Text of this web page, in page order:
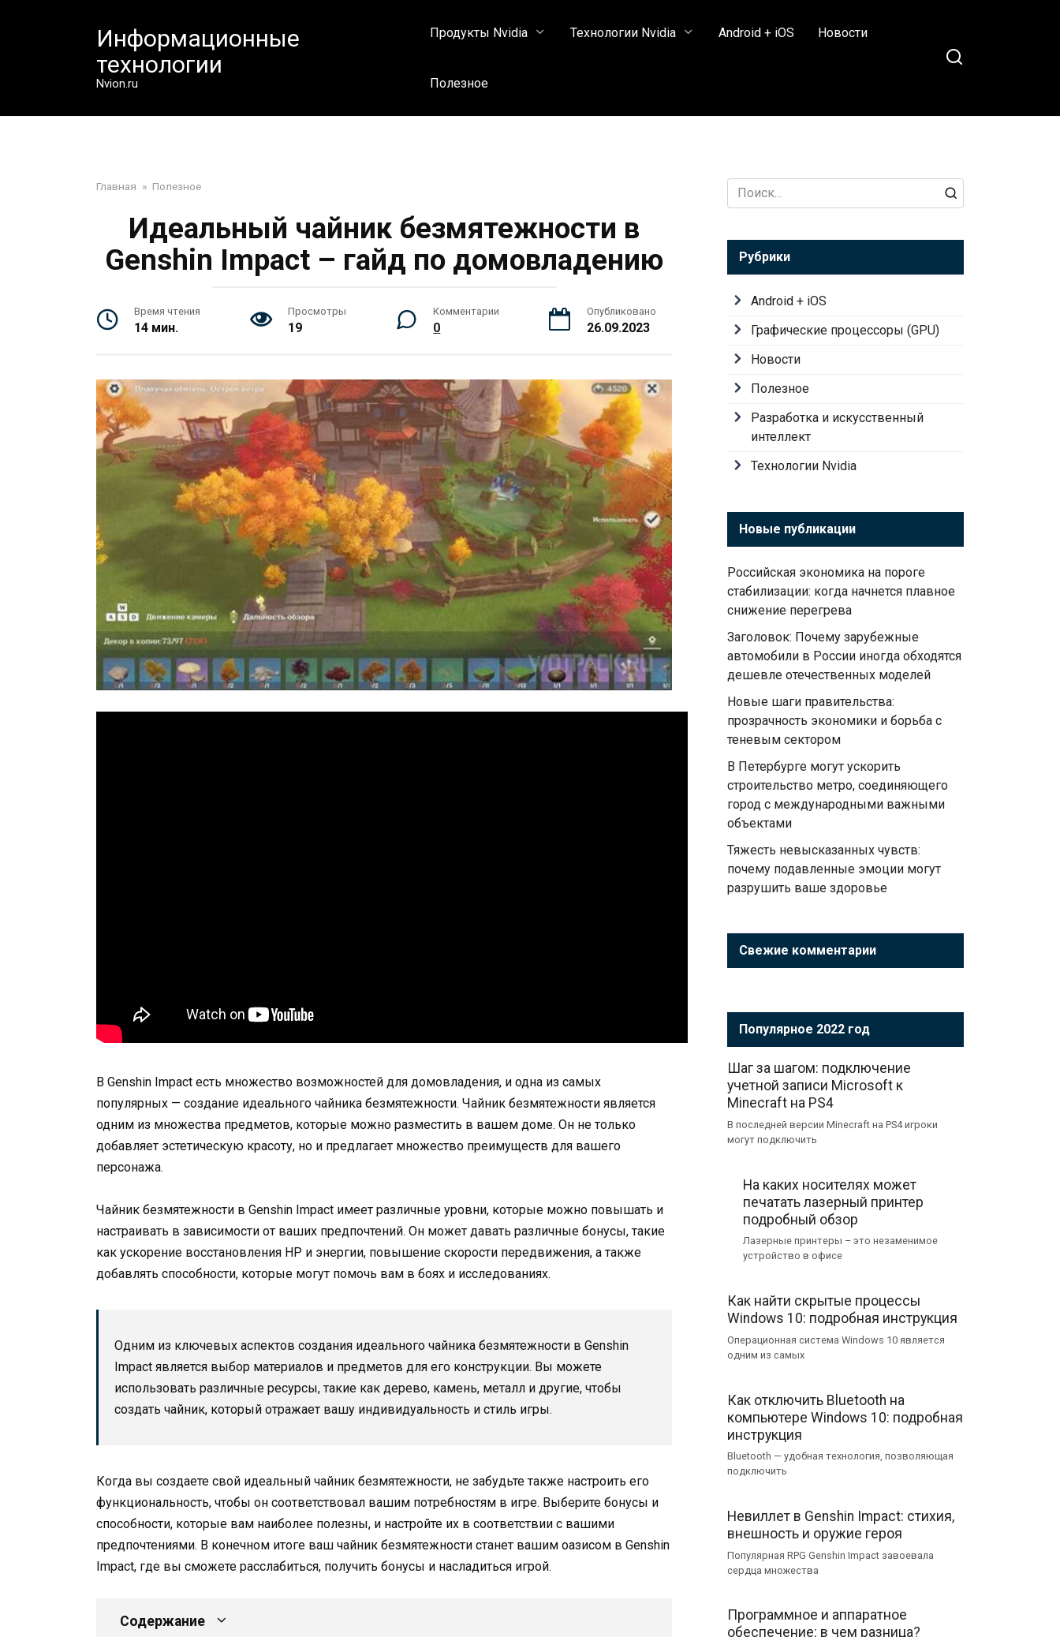
Информационные
технологии
Nvion.ru
Продукты Nvidia Технологии Nvidia Android + iOS Новости
Полезное
Главная » Полезное
Идеальный чайник безмятежности в
Genshin Impact – гайд по домовладению
Время чтения
14 мин.
Просмотры
19
Комментарии
0
Опубликовано
26.09.2023
В Genshin Impact есть множество возможностей для домовладения, и одна из самых
популярных — создание идеального чайника безмятежности. Чайник безмятежности является
одним из множества предметов, которые можно разместить в вашем доме. Он не только
добавляет эстетическую красоту, но и предлагает множество преимуществ для вашего
персонажа.
Чайник безмятежности в Genshin Impact имеет различные уровни, которые можно повышать и
настраивать в зависимости от ваших предпочтений. Он может давать различные бонусы, такие
как ускорение восстановления HP и энергии, повышение скорости передвижения, а также
добавлять способности, которые могут помочь вам в боях и исследованиях.
Одним из ключевых аспектов создания идеального чайника безмятежности в Genshin
Impact является выбор материалов и предметов для его конструкции. Вы можете
использовать различные ресурсы, такие как дерево, камень, металл и другие, чтобы
создать чайник, который отражает вашу индивидуальность и стиль игры.
Когда вы создаете свой идеальный чайник безмятежности, не забудьте также настроить его
функциональность, чтобы он соответствовал вашим потребностям в игре. Выберите бонусы и
способности, которые вам наиболее полезны, и настройте их в соответствии с вашими
предпочтениями. В конечном итоге ваш чайник безмятежности станет вашим оазисом в Genshin
Impact, где вы сможете расслабиться, получить бонусы и насладиться игрой.
Содержание
Search
for:
Рубрики
Android + iOS
Графические процессоры (GPU)
Новости
Полезное
Разработка и искусственный
интеллект
Технологии Nvidia
Новые публикации
Российская экономика на пороге
стабилизации: когда начнется плавное
снижение перегрева
Заголовок: Почему зарубежные
автомобили в России иногда обходятся
дешевле отечественных моделей
Новые шаги правительства:
прозрачность экономики и борьба с
теневым сектором
В Петербурге могут ускорить
строительство метро, соединяющего
город с международными важными
объектами
Тяжесть невысказанных чувств:
почему подавленные эмоции могут
разрушить ваше здоровье
Свежие комментарии
Популярное 2022 год
Шаг за шагом: подключение
учетной записи Microsoft к
Minecraft на PS4
В последней версии Minecraft на PS4 игроки
могут подключить
На каких носителях может
печатать лазерный принтер
подробный обзор
Лазерные принтеры – это незаменимое
устройство в офисе
Как найти скрытые процессы
Windows 10: подробная инструкция
Операционная система Windows 10 является
одним из самых
Как отключить Bluetooth на
компьютере Windows 10: подробная
инструкция
Bluetooth — удобная технология, позволяющая
подключить
Невиллет в Genshin Impact: стихия,
внешность и оружие героя
Популярная RPG Genshin Impact завоевала
сердца множества
Программное и аппаратное
обеспечение: в чем разница?